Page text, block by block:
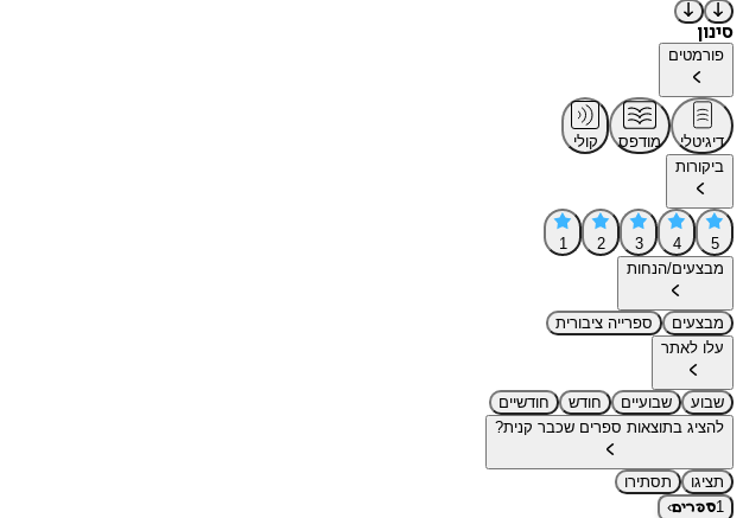
סינון
פורמטים
דיגיטלי מודפס
קולי
ביקורות
5
4
3
2
1
מבצעים/הנחות
מבצעים
ספרייה ציבורית
עלו לאתר
שבוע שבועיים חודש
חודשיים
להציג בתוצאות ספרים שכבר קנית?
תציגו
תסתירו
1ספרים›